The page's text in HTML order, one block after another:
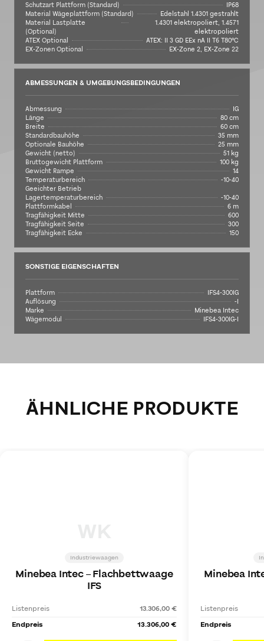
Schutzart Plattform (Standard)
IP68
Material Wägeplattform (Standard)
Edelstahl 1.4301 gestrahlt
Material Lastplatte
(Optional)
1.4301 elektropoliert, 1.4571
elektropoliert
ATEX Optional
ATEX: II 3 GD EEx nA II T6 T80°C
EX-Zonen Optional
EX-Zone 2, EX-Zone 22
ABMESSUNGEN & UMGEBUNGSBEDINGUNGEN
Abmessung
IG
Länge
80 cm
Breite
60 cm
Standardbauhöhe
35 mm
Optionale Bauhöhe
25 mm
Gewicht (netto)
51 kg
Bruttogewicht Plattform
100 kg
Gewicht Rampe
14
Temperaturbereich
Geeichter Betrieb
-10-40
Lagertemperaturbereich
-10-40
Plattformkabel
6 m
Tragfähigkeit Mitte
600
Tragfähigkeit Seite
300
Tragfähigkeit Ecke
150
SONSTIGE EIGENSCHAFTEN
Plattform
IFS4-300IG
Auflösung
-I
Marke
Minebea Intec
Wägemodul
IFS4-300IG-I
ÄHNLICHE PRODUKTE
Industriewaagen
Minebea Intec–Flachbettwaage
IFS
Listenpreis
13.306,00 €
Endpreis
13.306,00 €
Minebea
Listenpreis
Endpreis